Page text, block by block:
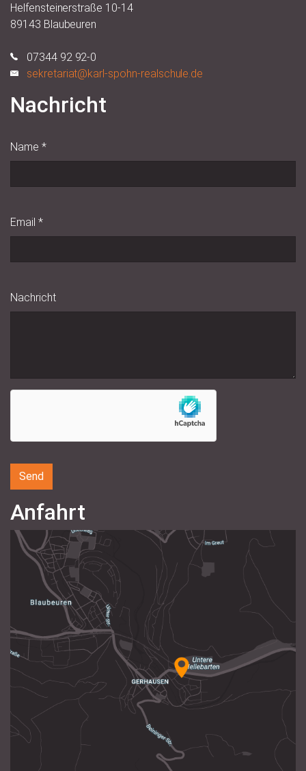
Helfensteinerstraße 10-14
89143 Blaubeuren
07344 92 92-0
sekretariat@karl-spohn-realschule.de
Nachricht
Name *
Email *
Nachricht
Anfahrt